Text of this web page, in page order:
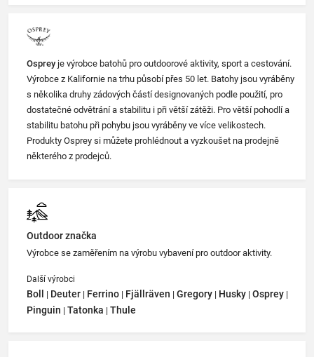
Osprey je výrobce batohů pro outdoorové aktivity, sport a cestování.
Výrobce z Kalifornie na trhu působí přes 50 let. Batohy jsou vyráběny
s několika druhy zádových částí designovaných podle použití, pro
dostatečné odvětrání a stabilitu i při větší zátěži. Pro větší pohodlí a
stabilitu batohu při pohybu jsou vyráběny ve více velikostech.
Produkty Osprey si můžete prohlédnout a vyzkoušet na prodejně
některého z prodejců.
Outdoor značka
Výrobce se zaměřením na výrobu vybavení pro outdoor aktivity.
Další výrobci
Boll | Deuter | Ferrino | Fjällräven | Gregory | Husky | Osprey |
Pinguin | Tatonka | Thule